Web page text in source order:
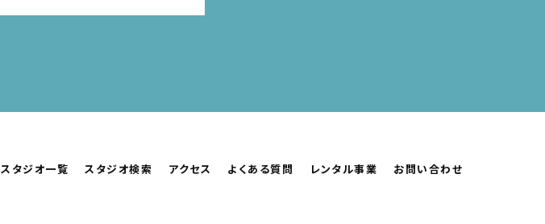
スタジオ一覧 スタジオ検索 アクセス よくある質問 レンタル事業 お問い合わせ